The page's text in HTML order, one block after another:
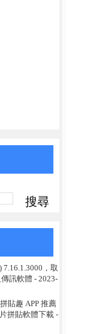
，取
訊軟體 - 2023-
貼趣 APP 推薦
拼貼軟體下載-